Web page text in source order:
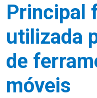
Principal
utilizada
de
móveis